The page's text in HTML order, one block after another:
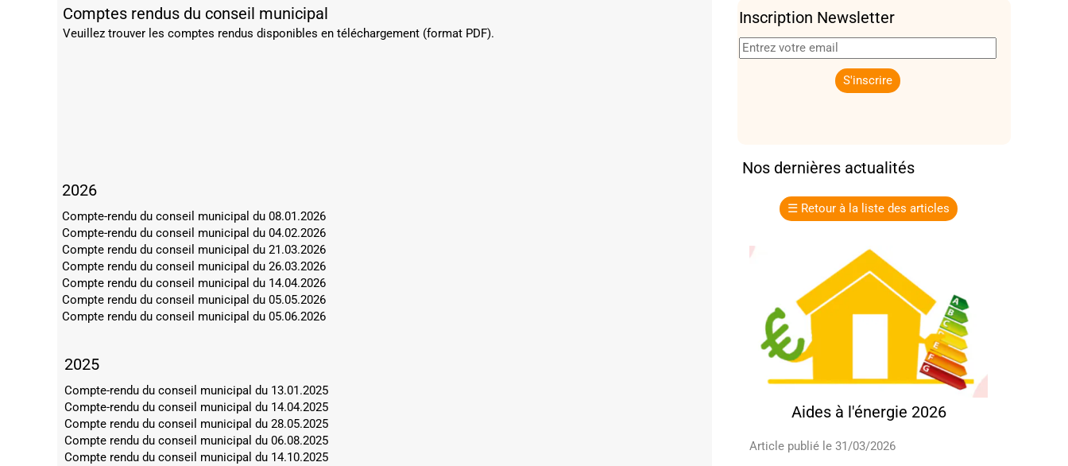
Nos dernières actualités
Inscription Newsletter
Comptes rendus du conseil municipal
Veuillez trouver les comptes rendus disponibles en téléchargement (format PDF).
☰ Retour à la liste des articles
Aides à l'énergie 2026
Article publié le 31/03/2026
2026
Compte-rendu du conseil municipal du 08.01.2026
Compte-rendu du conseil municipal du 04.02.2026
Compte rendu du conseil municipal du 21.03.2026
Compte rendu du conseil municipal du 26.03.2026
Compte rendu du conseil municipal du 14.04.2026
Compte rendu du conseil municipal du 05.05.2026
Compte rendu du conseil municipal du 05.06.2026
2025
Compte-rendu du conseil municipal du 13.01.2025
Compte-rendu du conseil municipal du 14.04.2025
Compte rendu du conseil municipal du 28.05.2025
Compte rendu du conseil municipal du 06.08.2025
Compte rendu du conseil municipal du 14.10.2025